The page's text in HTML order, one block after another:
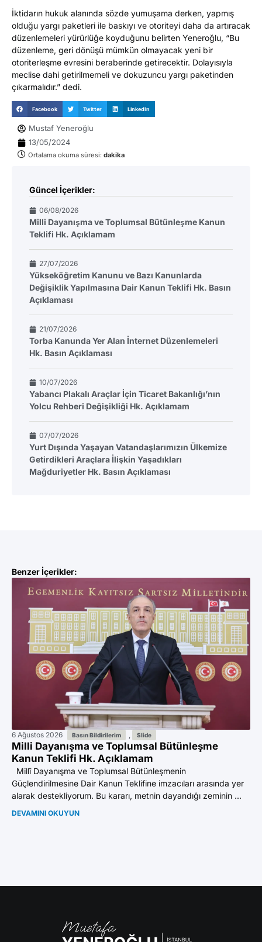
İktidarın hukuk alanında sözde yumuşama derken, yapmış
olduğu yargı paketleri ile baskıyı ve otoriteyi daha da artıracak
düzenlemeleri yürürlüğe koyduğunu belirten Yeneroğlu, “Bu
düzenleme, geri dönüşü mümkün olmayacak yeni bir
otoriterleşme evresini beraberinde getirecektir. Dolayısıyla
meclise dahi getirilmemeli ve dokuzuncu yargı paketinden
çıkarmalıdır.” dedi.
Facebook Twitter LinkedIn
Mustaf Yeneroğlu
13/05/2024
Ortalama okuma süresi: dakika
Güncel İçerikler:
06/08/2026
Milli Dayanışma ve Toplumsal Bütünleşme Kanun
Teklifi Hk. Açıklamam
27/07/2026
Yükseköğretim Kanunu ve Bazı Kanunlarda
Değişiklik Yapılmasına Dair Kanun Teklifi Hk. Basın
Açıklaması
21/07/2026
Torba Kanunda Yer Alan İnternet Düzenlemeleri
Hk. Basın Açıklaması
10/07/2026
Yabancı Plakalı Araçlar İçin Ticaret Bakanlığı’nın
Yolcu Rehberi Değişikliği Hk. Açıklamam
07/07/2026
Yurt Dışında Yaşayan Vatandaşlarımızın Ülkemize
Getirdikleri Araçlara İlişkin Yaşadıkları
Mağduriyetler Hk. Basın Açıklaması
Benzer İçerikler:
6 Ağustos 2026 Basın Bildirilerim , Slide
Milli Dayanışma ve Toplumsal Bütünleşme
Kanun Teklifi Hk. Açıklamam
Millî Dayanışma ve Toplumsal Bütünleşmenin
Güçlendirilmesine Dair Kanun Teklifine imzacıları arasında yer
alarak destekliyorum. Bu kararı, metnin dayandığı zeminin ...
DEVAMINI OKUYUN